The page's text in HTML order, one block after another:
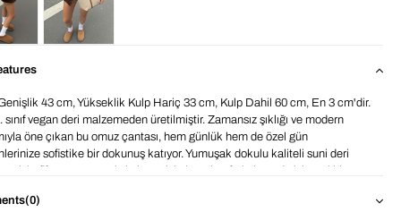
43 cm, Yükseklik Kulp Hariç 33 cm, Kulp Dahil 60 cm, En 3 cm'dir.
sınıf vegan deri malzemeden üretilmiştir. Zamansız şıklığı ve modern
öne çıkan bu omuz çantası, hem günlük hem de özel gün
sofistike bir dokunuş katıyor. Yumuşak dokulu kaliteli suni deri
hafif yapısı ve geniş iç hacmiyle hem konforlu hem de işlevsel bir
her tarza uyum sağlayarak dolabınızın vazgeçilmezi olur. Günlük ve özel
(0)